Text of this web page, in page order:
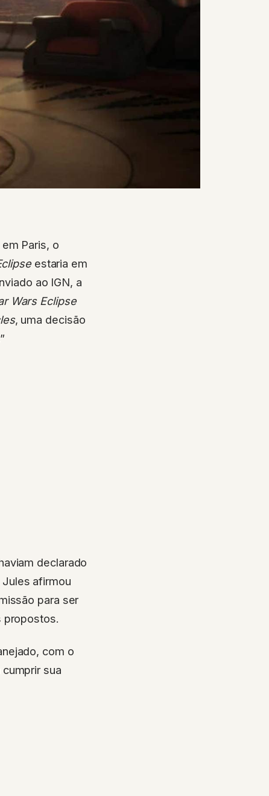
em Paris, o
estaria em
ao IGN, a
Wars Eclipse
, uma decisão
declarado
afirmou
para ser
propostos.
com o
sua